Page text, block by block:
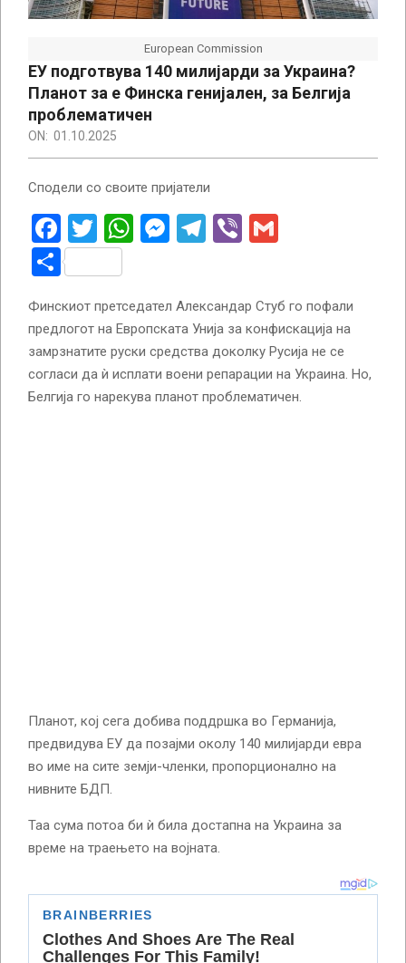
European Commission
ЕУ подготвува 140 милијарди за Украина?
Планот за е Финска генијален, за Белгија
проблематичен
ON: 01.10.2025
Сподели со своите пријатели
Facebook
Twitter
WhatsApp
Messenger
Telegram
Viber
Share
Финскиот претседател Александар Стуб го пофали
предлогот на Европската Унија за конфискација на
замрзнатите руски средства доколку Русија не се
согласи да ѝ исплати воени репарации на Украина. Но,
Белгија го нарекува планот проблематичен.
Планот, кој сега добива поддршка во Германија,
предвидува ЕУ да позајми околу 140 милијарди евра
во име на сите земји-членки, пропорционално на
нивните БДП.
Таа сума потоа би ѝ била достапна на Украина за
време на траењето на војната.